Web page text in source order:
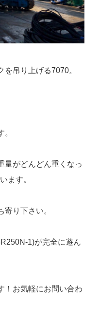
吊り上げる7070。
量がどんどん重くなっ
ます。
り下さい。
1)が完全に遊ん
！お気軽にお問い合わ